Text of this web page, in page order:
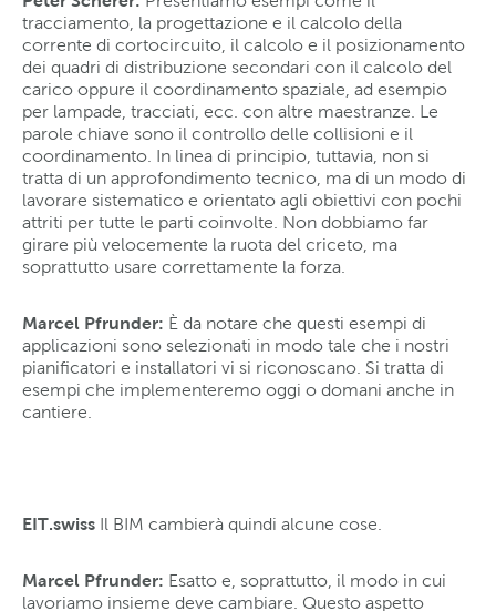
tracciamento, la progettazione e il calcolo della
corrente di cortocircuito, il calcolo e il posizionamento
dei quadri di distribuzione secondari con il calcolo del
carico oppure il coordinamento spaziale, ad esempio
per lampade, tracciati, ecc. con altre maestranze. Le
parole chiave sono il controllo delle collisioni e il
coordinamento. In linea di principio, tuttavia, non si
tratta di un approfondimento tecnico, ma di un modo di
lavorare sistematico e orientato agli obiettivi con pochi
attriti per tutte le parti coinvolte. Non dobbiamo far
girare più velocemente la ruota del criceto, ma
soprattutto usare correttamente la forza.
Marcel Pfrunder: È da notare che questi esempi di
applicazioni sono selezionati in modo tale che i nostri
pianificatori e installatori vi si riconoscano. Si tratta di
esempi che implementeremo oggi o domani anche in
cantiere.
EIT.swiss Il BIM cambierà quindi alcune cose.
Marcel Pfrunder: Esatto e, soprattutto, il modo in cui
lavoriamo insieme deve cambiare. Questo aspetto